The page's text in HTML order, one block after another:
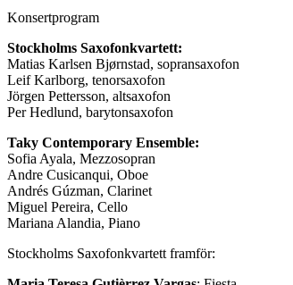
Konsertprogram
Stockholms Saxofonkvartett:
Matias Karlsen Bjørnstad, sopransaxofon
Leif Karlborg, tenorsaxofon
Jörgen Pettersson, altsaxofon
Per Hedlund, barytonsaxofon
Taky Contemporary Ensemble:
Sofia Ayala, Mezzosopran
Andre Cusicanqui, Oboe
Andrés Gúzman, Clarinet
Miguel Pereira, Cello
Mariana Alandia, Piano
Stockholms Saxofonkvartett framför: